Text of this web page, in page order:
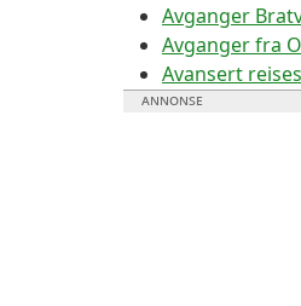
Avganger
Avganger fra
Avansert